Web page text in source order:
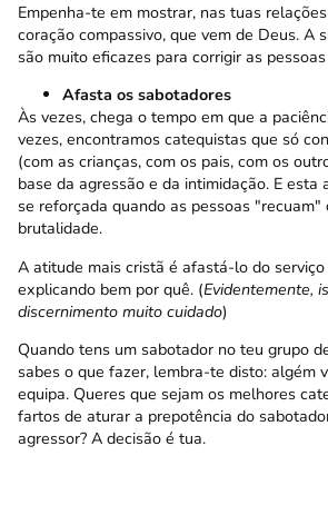
Empenha-te em mostrar, nas tuas
coração compassivo, que vem de Deus. A
são muito eficazes para corrigir as
Afasta os sabotadores
Às vezes, chega o tempo em que a
vezes, encontramos catequistas que só
(com as crianças, com os pais, com os
base da agressão e da intimidação. E esta
se reforçada quando as pessoas "recuam"
brutalidade.
A atitude mais cristã é afastá-lo do
explicando bem por quê. (Evidentemente,
discernimento muito cuidado)
Quando tens um sabotador no teu grupo
sabes o que fazer, lembra-te disto: algém
equipa. Queres que sejam os melhores
fartos de aturar a prepotência do
agressor? A decisão é tua.